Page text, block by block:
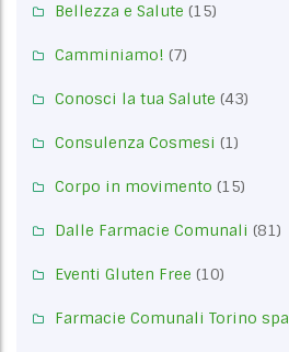
Bellezza e Salute (15)
Camminiamo! (7)
Conosci la tua Salute (43)
Consulenza Cosmesi (1)
Corpo in movimento (15)
Dalle Farmacie Comunali (81)
Eventi Gluten Free (10)
Farmacie Comunali Torino spa